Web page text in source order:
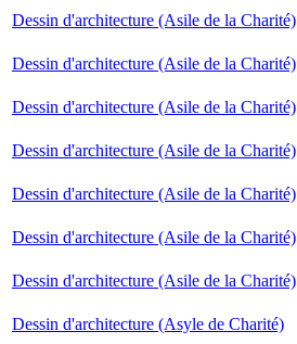
Dessin d'architecture (Asile de la Charité)
Dessin d'architecture (Asile de la Charité)
Dessin d'architecture (Asile de la Charité)
Dessin d'architecture (Asile de la Charité)
Dessin d'architecture (Asile de la Charité)
Dessin d'architecture (Asile de la Charité)
Dessin d'architecture (Asile de la Charité)
Dessin d'architecture (Asyle de Charité)